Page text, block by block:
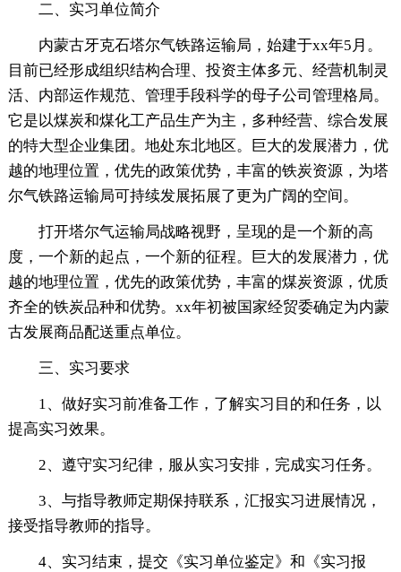
二、实习单位简介
内蒙古牙克石塔尔气铁路运输局，始建于xx年5月。
目前已经形成组织结构合理、投资主体多元、经营机制灵
活、内部运作规范、管理手段科学的母子公司管理格局。
它是以煤炭和煤化工产品生产为主，多种经营、综合发展
的特大型企业集团。地处东北地区。巨大的发展潜力，优
越的地理位置，优先的政策优势，丰富的铁炭资源，为塔
尔气铁路运输局可持续发展拓展了更为广阔的空间。
打开塔尔气运输局战略视野，呈现的是一个新的高
度，一个新的起点，一个新的征程。巨大的发展潜力，优
越的地理位置，优先的政策优势，丰富的煤炭资源，优质
齐全的铁炭品种和优势。xx年初被国家经贸委确定为内蒙
古发展商品配送重点单位。
三、实习要求
1、做好实习前准备工作，了解实习目的和任务，以
提高实习效果。
2、遵守实习纪律，服从实习安排，完成实习任务。
3、与指导教师定期保持联系，汇报实习进展情况，
接受指导教师的指导。
4、实习结束，提交《实习单位鉴定》和《实习报